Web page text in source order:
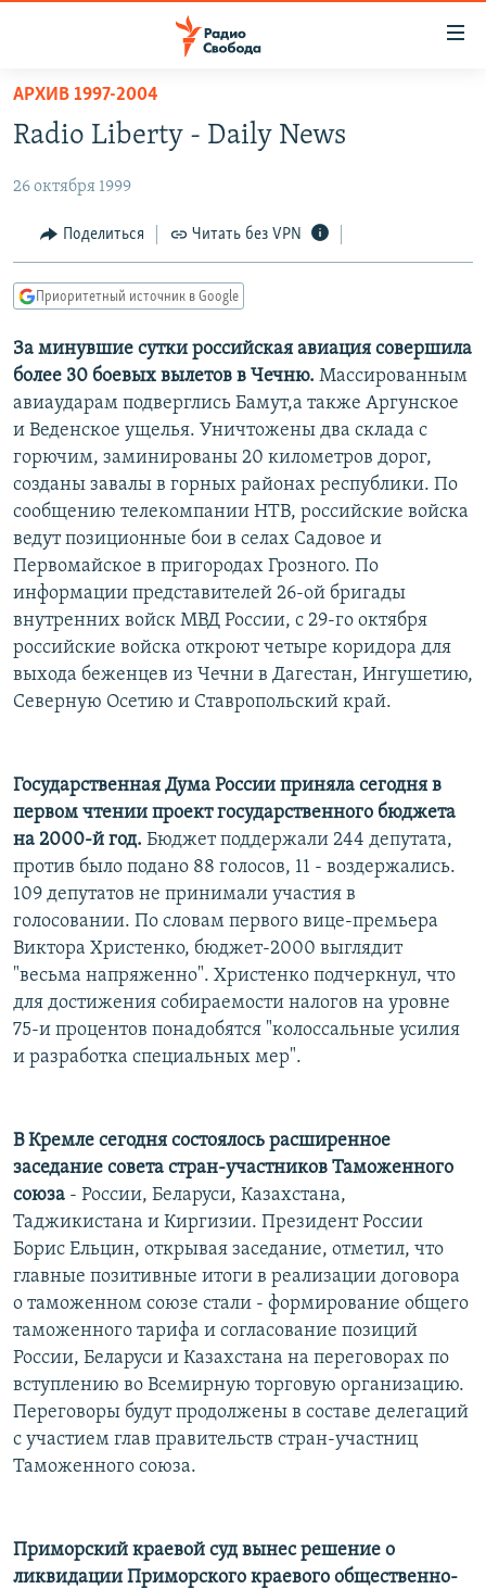
упрощенного
доступа
содержанию
Вернутся
навигации
Вернутся
поиску
ПРОГРАММЫ
АВТОРСКИЕ ПРОЕКТЫ
ЦИТАТЫ СВОБОДЫ
КУЛЬТУРА
IDEL.РЕАЛИИ
СЕВЕР.РЕАЛИИ
СИБИРЬ.РЕАЛИИ
РАСПИСАНИЕ ВЕЩАНИЯ
ПОДПИШИТЕСЬ НА РАССЫЛКУ
СОЦИАЛЬНЫЕ СЕТИ
АРХИВ 1997-2004
Radio Liberty - Daily News
26 октября 1999
Поделиться Читать без VPN
Приоритетный источник в Google
За минувшие сутки российская авиация совершила
более 30 боевых вылетов в Чечню. Массированным
авиаударам подверглись Бамут,а также Аргунское
и Веденское ущелья. Уничтожены два склада с
горючим, заминированы 20 километров дорог,
созданы завалы в горных районах республики. По
сообщению телекомпании НТВ, российские войска
ведут позиционные бои в селах Садовое и
Первомайское в пригородах Грозного. По
информации представителей 26-ой бригады
внутренних войск МВД России, с 29-го октября
российские войска откроют четыре коридора для
выхода беженцев из Чечни в Дагестан, Ингушетию,
Северную Осетию и Ставропольский край.
Государственная Дума России приняла сегодня в
первом чтении проект государственного бюджета
на 2000-й год. Бюджет поддержали 244 депутата,
против было подано 88 голосов, 11 - воздержались.
109 депутатов не принимали участия в
голосовании. По словам первого вице-премьера
Виктора Христенко, бюджет-2000 выглядит
"весьма напряженно". Христенко подчеркнул, что
для достижения собираемости налогов на уровне
75-и процентов понадобятся "колоссальные усилия
и разработка специальных мер".
В Кремле сегодня состоялось расширенное
заседание совета стран-участников Таможенного
союза - России, Беларуси, Казахстана,
Таджикистана и Киргизии. Президент России
Борис Ельцин, открывая заседание, отметил, что
главные позитивные итоги в реализации договора
о таможенном союзе стали - формирование общего
таможенного тарифа и согласование позиций
России, Беларуси и Казахстана на переговорах по
вступлению во Всемирную торговую организацию.
Переговоры будут продолжены в составе делегаций
с участием глав правительств стран-участниц
Таможенного союза.
Приморский краевой суд вынес решение о
ликвидации Приморского краевого общественно-